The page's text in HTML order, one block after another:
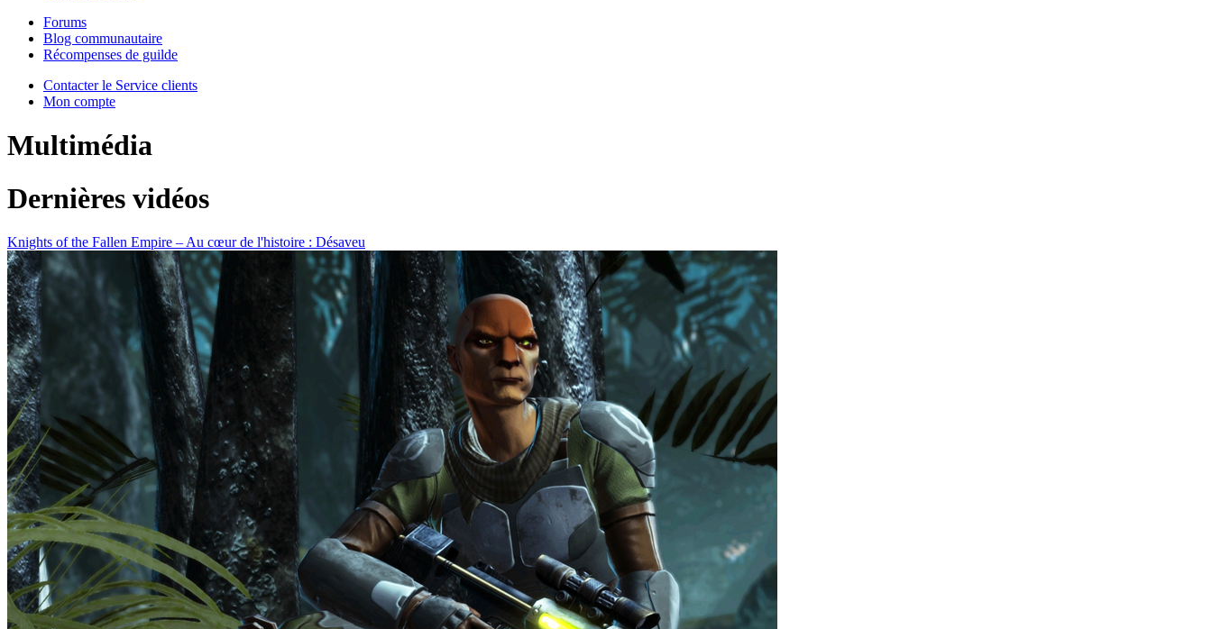
Forums
Blog communautaire
Récompenses de guilde
Contacter le Service clients
Mon compte
Multimédia
Dernières vidéos
Knights of the Fallen Empire – Au cœur de l'histoire : Désaveu